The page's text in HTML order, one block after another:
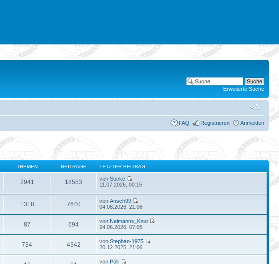
Erweiterte Suche
FAQ Registrieren Anmelden
THEMEN BEITRÄGE LETZTER BEITRAG
2941 18583 vonSocke
11.07.2026, 00:15
1318 7640 vonAnsch99
04.08.2026, 21:06
87 694 von Neimanns_Knut
24.06.2026, 07:05
734 4342 vonStephan-1975
20.12.2025, 21:06
von Pölli